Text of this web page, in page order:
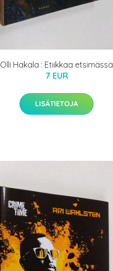
Olli Hakala : Etiikkaa etsimässä
7 EUR
LISÄTIETOJA